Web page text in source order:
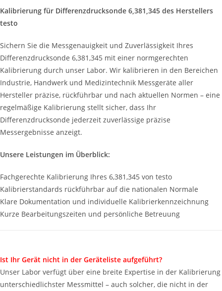
Kalibrierung für Differenzdrucksonde 6,381,345 des Herstellers
testo
Sichern Sie die Messgenauigkeit und Zuverlässigkeit Ihres
Differenzdrucksonde 6,381,345 mit einer normgerechten
Kalibrierung durch unser Labor. Wir kalibrieren in den Bereichen
Industrie, Handwerk und Medizintechnik Messgeräte aller
Hersteller präzise, rückführbar und nach aktuellen Normen – eine
regelmäßige Kalibrierung stellt sicher, dass Ihr
Differenzdrucksonde jederzeit zuverlässige präzise
Messergebnisse anzeigt.
Unsere Leistungen im Überblick:
Fachgerechte Kalibrierung Ihres 6,381,345 von testo
Kalibrierstandards rückführbar auf die nationalen Normale
Klare Dokumentation und individuelle Kalibrierkennzeichnung
Kurze Bearbeitungszeiten und persönliche Betreuung
Ist Ihr Gerät nicht in der Geräteliste aufgeführt?
Unser Labor verfügt über eine breite Expertise in der Kalibrierung
unterschiedlichster Messmittel – auch solcher, die nicht in der